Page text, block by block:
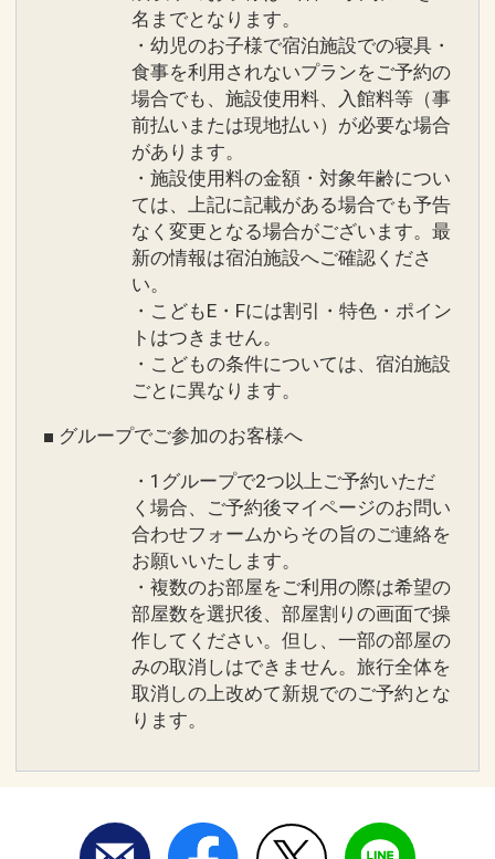
名までとなります。
・幼児のお子様で宿泊施設での寝具・
食事を利用されないプランをご予約の
場合でも、施設使用料、入館料等（事
前払いまたは現地払い）が必要な場合
があります。
・施設使用料の金額・対象年齢につい
ては、上記に記載がある場合でも予告
なく変更となる場合がございます。最
新の情報は宿泊施設へご確認くださ
い。
・こどもE・Fには割引・特色・ポイン
トはつきません。
・こどもの条件については、宿泊施設
ごとに異なります。
■ グループでご参加のお客様へ
・1グループで2つ以上ご予約いただ
く場合、ご予約後マイページのお問い
合わせフォームからその旨のご連絡を
お願いいたします。
・複数のお部屋をご利用の際は希望の
部屋数を選択後、部屋割りの画面で操
作してください。但し、一部の部屋の
みの取消しはできません。旅行全体を
取消しの上改めて新規でのご予約とな
ります。